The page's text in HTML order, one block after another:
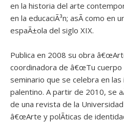
en la historia del arte
en la educaciÃ³n; asÃ­ como en
espaÃ±ola del siglo XIX.
Publica en 2008 su obra
coordinadora de â€œTu cuerpo
seminario que se celebra en las
palentino. A partir de 2010, se
de una revista de la
â€œArte y polÃ­ticas de